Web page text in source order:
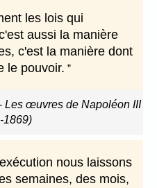
les lois qui
aussi la manière
c'est la manière dont
le pouvoir.
Les œuvres de Napoléon III
1869)
nous laissons
semaines, des mois,